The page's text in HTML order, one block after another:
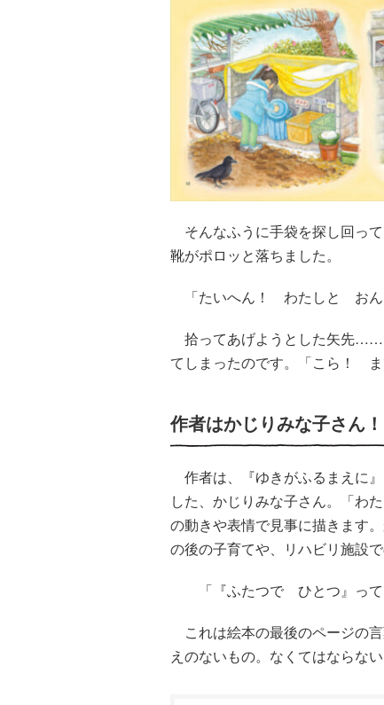
そんなふうに手袋を探し回っ
靴がポロッと落ちました。
「たいへん！ わたしと おん
拾ってあげようとした矢先……
てしまったのです。「こら！
作者はかじりみな子さん！
作者は、『ゆきがふるまえに
した、かじりみな子さん。「わ
の動きや表情で見事に描きます
の後の子育てや、リハビリ施設
「『ふたつで ひとつ』って
これは絵本の最後のページの
えのないもの。なくてはならな